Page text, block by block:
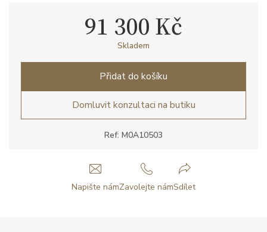
Ref: M0A10503
91 300 Kč
Skladem
Přidat do košíku
Domluvit konzultaci na butiku
Napište námZavolejte námSdílet